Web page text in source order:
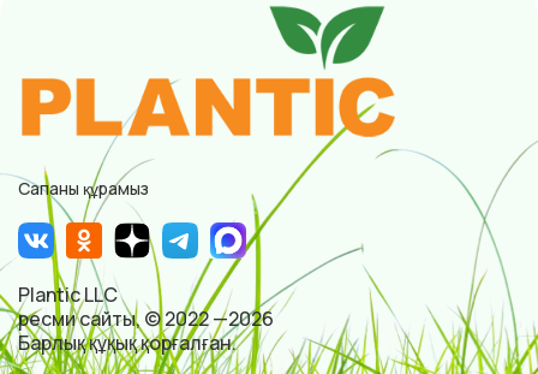
Сапаны құрамыз
Plantic LLC
ресми сайты, © 2022 —2026
Барлық құқық қорғалған.